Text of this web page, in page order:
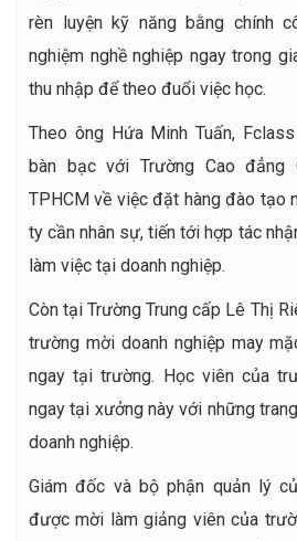
rèn luyện kỹ năng bằng chính
nghiệm nghề nghiệp ngay trong
thu nhập để theo đuổi việc học.
Theo ông Hứa Minh Tuấn,
bàn bạc với Trường Cao đẳng
TPHCM về việc đặt hàng đào tạo
ty cần nhân sự, tiến tới hợp tác
làm việc tại doanh nghiệp.
Còn tại Trường Trung cấp Lê Thị
trường mời doanh nghiệp may
ngay tại trường. Học viên của
ngay tại xưởng này với những
doanh nghiệp.
Giám đốc và bộ phận quản lý
được mời làm giảng viên của